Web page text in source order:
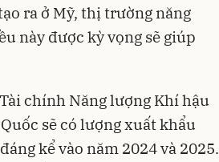
ra ở Mỹ, thị trường năng
này được kỳ vọng sẽ giúp
chính Năng lượng Khí hậu
sẽ có lượng xuất khẩu
kể vào năm 2024 và 2025.